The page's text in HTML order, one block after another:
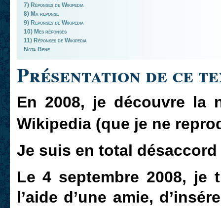
7) Réponses de Wikipedia
8) Ma réponse
9) Réponses de Wikipedia
10) Mes réponses
11) Réponses de Wikipedia
Nota Bene
Présentation de ce
En 2008, je découvre la
Wikipedia (que je ne
Je suis en total
Le 4 septembre 2008, je
l’aide d’une amie,